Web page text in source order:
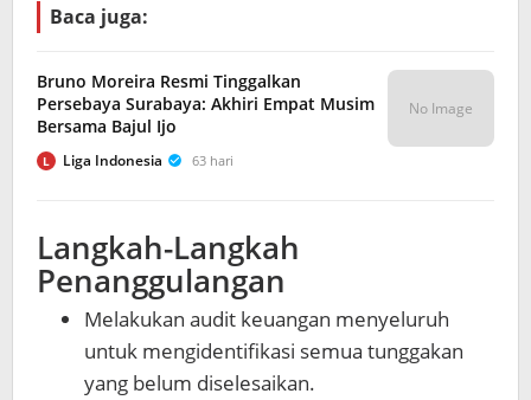
Baca juga:
Bruno Moreira Resmi Tinggalkan
Persebaya Surabaya: Akhiri Empat Musim
Bersama Bajul Ijo
L Liga Indonesia 63 hari
No Image
Langkah-Langkah
Penanggulangan
Melakukan audit keuangan menyeluruh
untuk mengidentifikasi semua tunggakan
yang belum diselesaikan.